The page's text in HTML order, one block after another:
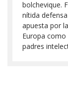
bolchevique.
nítida
apuesta por
Europa
padres